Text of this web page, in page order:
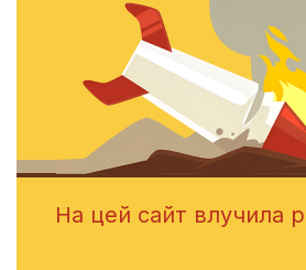
На цей сайт влучила